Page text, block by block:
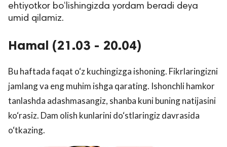
защищены.
ehtiyotkor bo‘lishingizda yordam beradi deya
umid qilamiz.
Hamal (21.03 - 20.04)
Bu haftada faqat o‘z kuchingizga ishoning. Fikrlaringizni
jamlang va eng muhim ishga qarating. Ishonchli hamkor
tanlashda adashmasangiz, shanba kuni buning natijasini
ko‘rasiz. Dam olish kunlarini do‘stlaringiz davrasida
o‘tkazing.